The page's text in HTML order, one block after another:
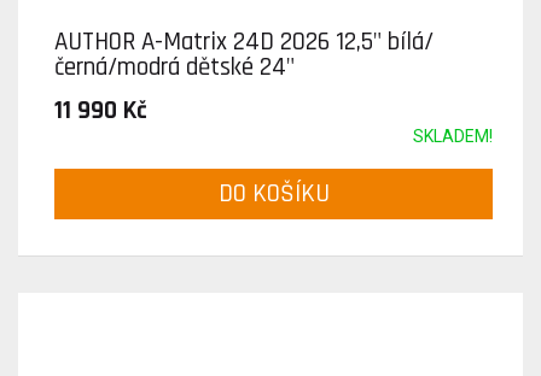
AUTHOR A-Matrix 24D 2026 12,5" bílá/
černá/modrá dětské 24"
11 990 Kč
SKLADEM!
DO KOŠÍKU